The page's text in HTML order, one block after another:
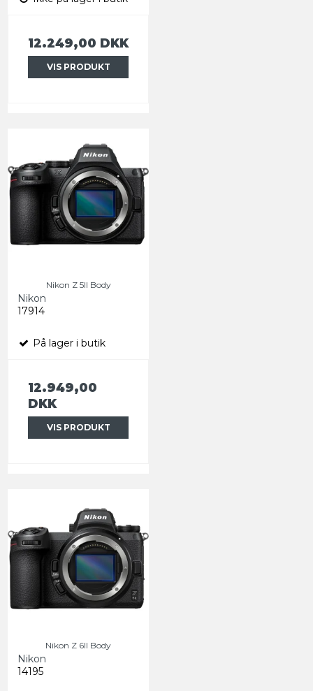
12.249,00 DKK
VIS PRODUKT
Nikon Z 5II Body
Nikon
17914
På lager i butik
12.949,00
DKK
VIS PRODUKT
Nikon Z 6II Body
Nikon
14195